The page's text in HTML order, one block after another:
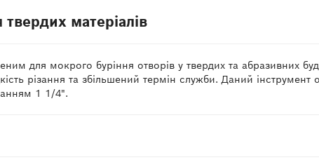
матеріалів
для мокрого буріння отворів у твердих та абразивних
різання та збільшений термін служби. Даний інструмент
1 1/4".